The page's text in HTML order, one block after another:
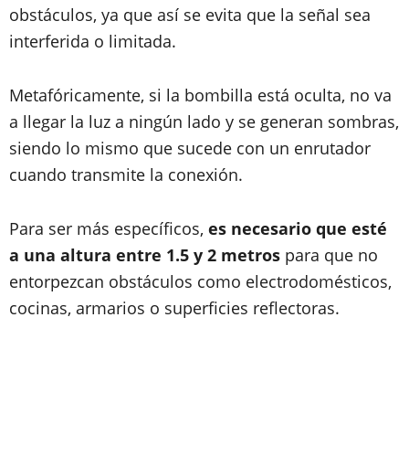
obstáculos, ya que así se evita que la señal sea
interferida o limitada.
Metafóricamente, si la bombilla está oculta, no va
a llegar la luz a ningún lado y se generan sombras,
siendo lo mismo que sucede con un enrutador
cuando transmite la conexión.
Para ser más específicos, es necesario que esté
a una altura entre 1.5 y 2 metros para que no
entorpezcan obstáculos como electrodomésticos,
cocinas, armarios o superficies reflectoras.